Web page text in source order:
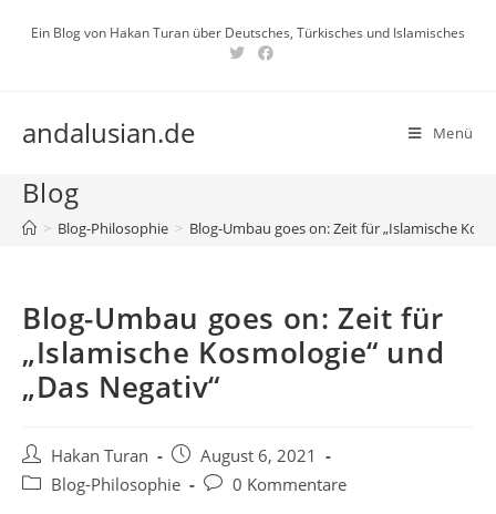
InhaltEin Blog von Hakan Turan über Deutsches, Türkisches und Islamisches
andalusian.de Menü
Blog
> Blog-Philosophie > Blog-Umbau goes on: Zeit für „Islamische
Blog-Umbau goes on: Zeit für
„Islamische Kosmologie“ und
„Das Negativ“
Beitrags-
Autor:
Hakan Turan
Beitrag
veröffentlicht:
August 6, 2021
Beitrags-
Blog-Philosophie
Beitrags-
0 Kommentare